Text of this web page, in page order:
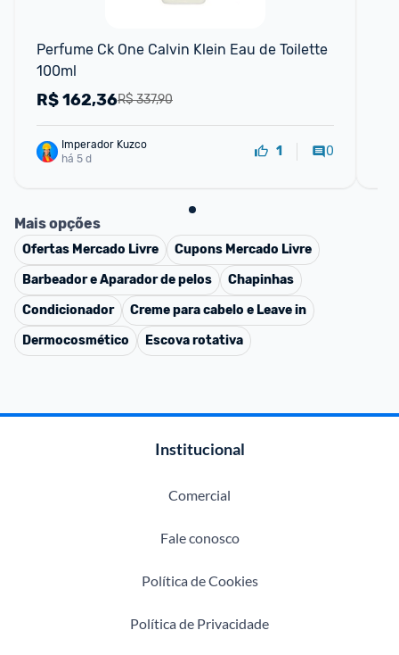
Perfume Ck One Calvin Klein Eau de Toilette
100ml
R$ 337,90
R$162,36
Imperador Kuzco
há 5 d
1 0
Mais opções
Ofertas Mercado Livre Cupons Mercado Livre
Barbeador e Aparador de pelos
Chapinhas
Condicionador
Creme para cabelo e Leave in
Dermocosmético
Escova rotativa
Institucional
Comercial
Fale conosco
Política de Cookies
Política de Privacidade